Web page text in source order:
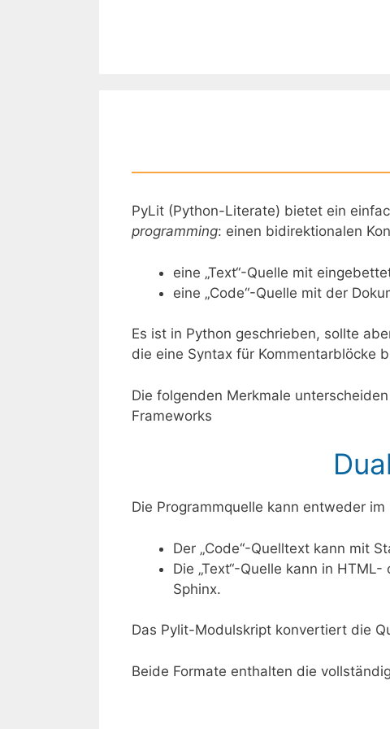
PyLit (Python-Literate) bietet ein
programming: einen bidirektionalen
eine „Text“-Quelle mit
eine „Code“-Quelle mit der
Es ist in Python geschrieben, sollte
die eine Syntax für Kommentarblöcke
Die folgenden Merkmale
Frameworks
Die Programmquelle kann entweder im
Der „Code“-Quelltext kann mit
Die „Text“-Quelle kann in
Sphinx.
Das Pylit-Modulskript konvertiert die
Beide Formate enthalten die